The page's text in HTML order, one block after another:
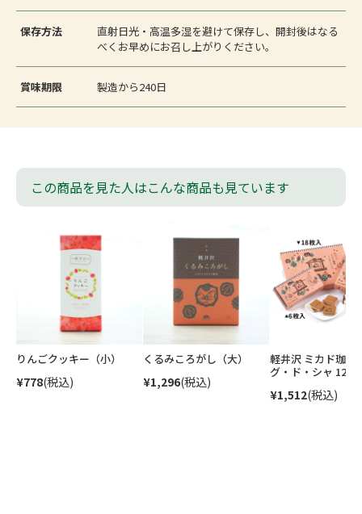
保存方法
直射日光・高温多湿を避けて保存し、開封後はなる
べくお早めにお召し上がりください。
賞味期限 製造から240日
この商品を見た人はこんな商品も見ています
りんごクッキー（小）
¥778(税込)
くるみころがし（大）
¥1,296(税込)
軽井沢 ミカド珈琲
グ・ド・シャ 12
¥1,512(税込)